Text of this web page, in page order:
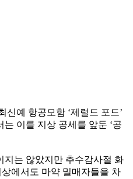
신예 항공모함 ‘제럴드 포드’
이를 지상 공세를 앞둔 ‘공
지는 않았지만 추수감사절 화
에서도 마약 밀매자들을 차